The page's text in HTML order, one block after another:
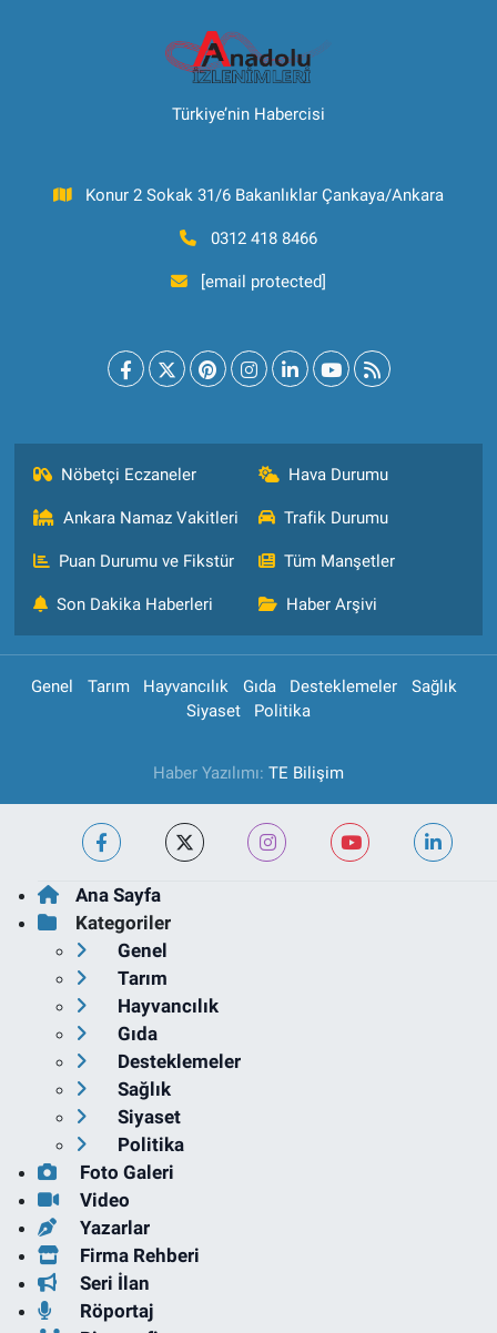
Türkiye’nin Habercisi
Konur 2 Sokak 31/6 Bakanlıklar Çankaya/Ankara
0312 418 8466
[email protected]
Nöbetçi Eczaneler Hava Durumu
Ankara Namaz Vakitleri Trafik Durumu
Puan Durumu ve Fikstür Tüm Manşetler
Son Dakika Haberleri Haber Arşivi
Genel Tarım Hayvancılık Gıda Desteklemeler
Sağlık
Siyaset
Politika
Haber Yazılımı: TE Bilişim
Ana Sayfa
Kategoriler
Genel
Tarım
Hayvancılık
Gıda
Desteklemeler
Sağlık
Siyaset
Politika
Foto Galeri
Video
Yazarlar
Firma Rehberi
Seri İlan
Röportaj